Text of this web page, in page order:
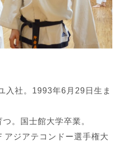
社。1993年6月29日生ま
。国士館大学卒業。
アジアテコンドー選手権大